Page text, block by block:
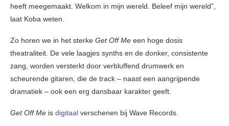
heeft meegemaakt. Welkom in mijn wereld. Beleef mijn wereld”,
laat Koba weten.
Zo horen we in het sterke Get Off Me een hoge dosis
theatraliteit. De vele laagjes synths en de donker, consistente
zang, worden versterkt door verbluffend drumwerk en
scheurende gitaren, die de track – naast een aangrijpende
dramatiek – ook een erg dansbaar karakter geeft.
Get Off Me is digitaal verschenen bij Wave Records.